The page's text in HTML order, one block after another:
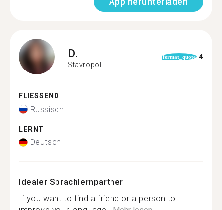
D.
Stavropol
format_quote 4
FLIESSEND
Russisch
LERNT
Deutsch
Idealer Sprachlernpartner
If you want to find a friend or a person to